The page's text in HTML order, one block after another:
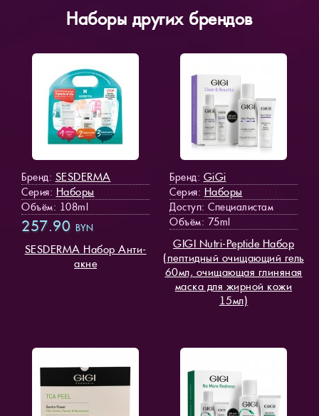
Наборы других брендов
Бренд: SESDERMA
Серия: Наборы
Объём: 108ml
257.90 BYN
SESDERMA Набор Анти-
акне
Бренд: GiGi
Серия: Наборы
Доступ: Специалистам
Объём: 75ml
GIGI Nutri-Peptide Набор
(пептидный очищающий гель
60мл, очищающая глиняная
маска для жирной кожи
15мл)